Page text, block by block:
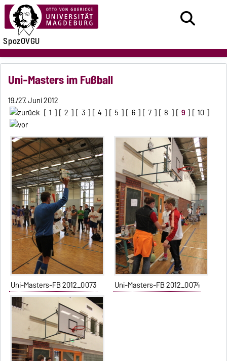
SpozOVGU
Uni-Masters im Fußball
19./27. Juni 2012
[ 1 ] [ 2 ] [ 3 ] [ 4 ] [ 5 ] [ 6 ] [ 7 ] [ 8 ] [ 9 ] [ 10 ]
Uni-Masters-FB 2012_0073 Uni-Masters-FB 2012_0074